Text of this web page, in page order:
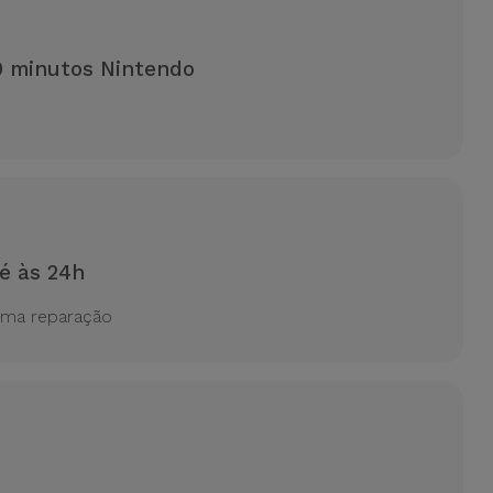
minutos Nintendo
às 24h
reparação